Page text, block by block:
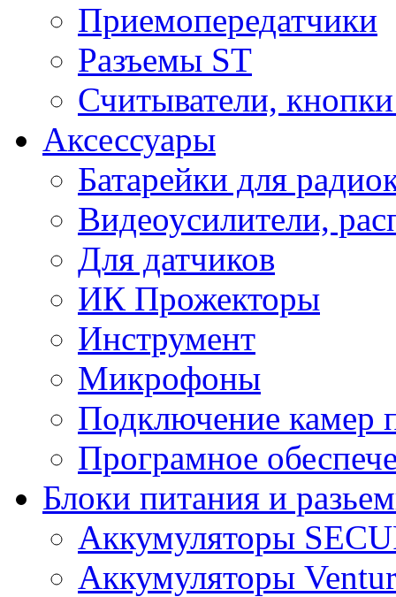
Приемопередатчики
Разъемы ST
Считыватели,
Аксессуары
Батарейки для
Видеоусилители,
Для датчиков
ИК Прожекторы
Инструмент
Микрофоны
Подключение камер
Програмное
Блоки питания и
Аккумуляторы
Аккумуляторы